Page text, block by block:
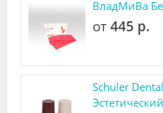
ВладМиВа
от 445 р.
Schuler